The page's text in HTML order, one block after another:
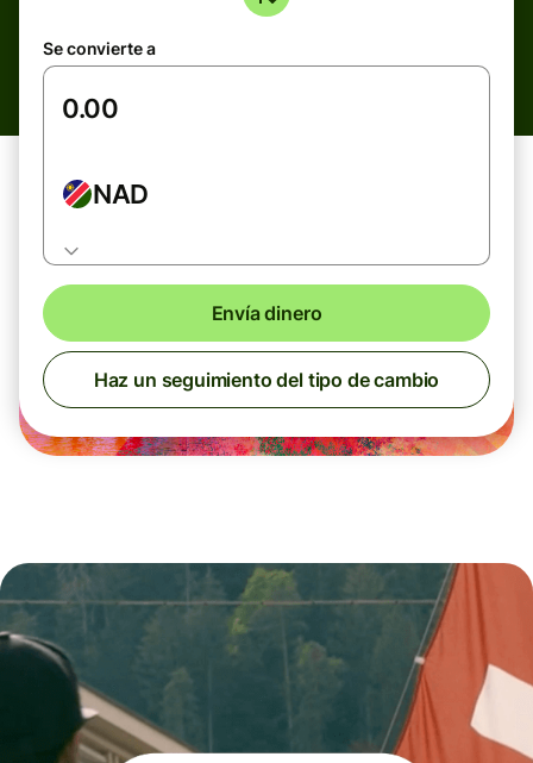
Se convierte a
NAD
Envía dinero
Haz un seguimiento del tipo de cambio